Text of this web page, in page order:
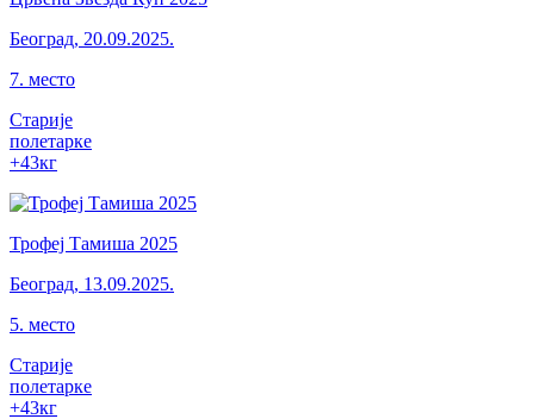
Београд, 20.09.2025.
7. место
Старије
полетарке
+43кг
Трофеј Тамиша 2025
Београд, 13.09.2025.
5. место
Старије
полетарке
+43кг